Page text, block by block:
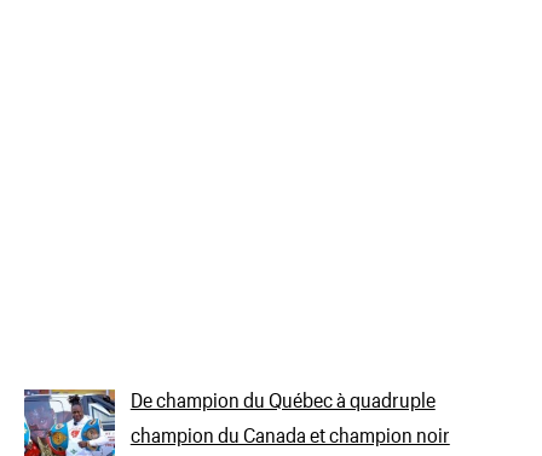
De champion du Québec à quadruple
champion du Canada et champion noir